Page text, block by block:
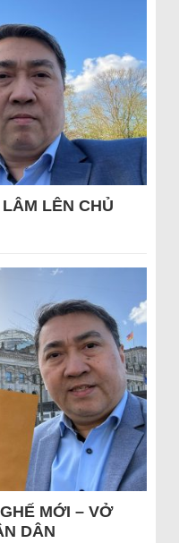
LÊN CHỦ
MỚI – VỞ
DÂN